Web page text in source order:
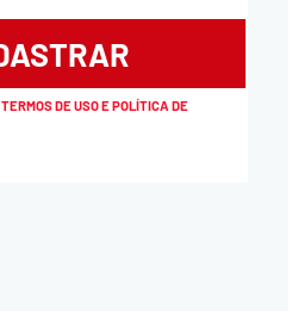
TERMOS DE USO E POLÍTICA DE